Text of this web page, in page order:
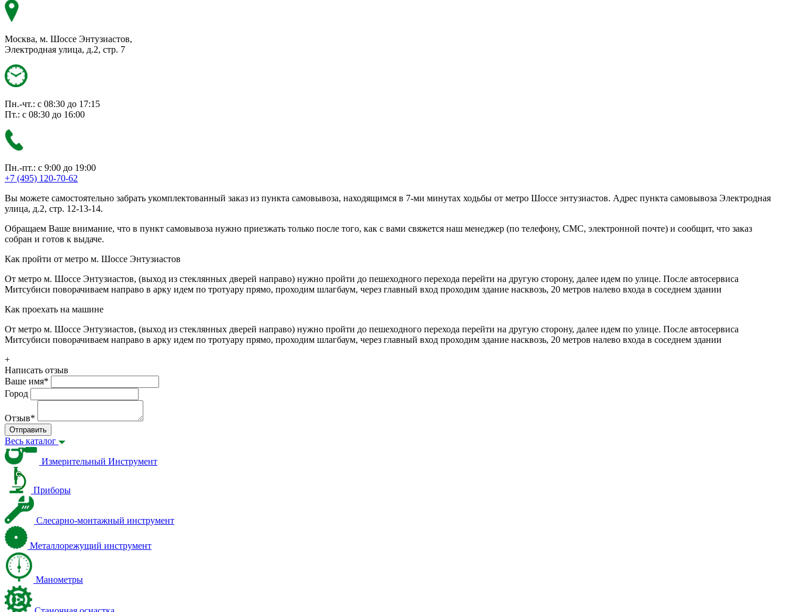
Москва, м. Шоссе Энтузиастов,
Электродная улица, д.2, стр. 7
Пн.-чт.: с 08:30 до 17:15
Пт.: с 08:30 до 16:00
Пн.-пт.: с 9:00 до 19:00
+7 (495) 120-70-62
Вы можете самостоятельно забрать укомплектованный заказ из пункта самовывоза, находящимся в 7-ми минутах ходьбы от метро Шоссе энтузиастов. Адрес пункта самовывоза Электродная
улица, д.2, стр. 12-13-14.
Обращаем Ваше внимание, что в пункт самовывоза нужно приезжать только после того, как с вами свяжется наш менеджер (по телефону, СМС, электронной почте) и сообщит, что заказ
собран и готов к выдаче.
Как пройти от метро м. Шоссе Энтузиастов
От метро м. Шоссе Энтузиастов, (выход из стеклянных дверей направо) нужно пройти до пешеходного перехода перейти на другую сторону, далее идем по улице. После автосервиса
Митсубиси поворачиваем направо в арку идем по тротуару прямо, проходим шлагбаум, через главный вход проходим здание насквозь, 20 метров налево входа в соседнем здании
Как проехать на машине
От метро м. Шоссе Энтузиастов, (выход из стеклянных дверей направо) нужно пройти до пешеходного перехода перейти на другую сторону, далее идем по улице. После автосервиса
Митсубиси поворачиваем направо в арку идем по тротуару прямо, проходим шлагбаум, через главный вход проходим здание насквозь, 20 метров налево входа в соседнем здании
+
Написать отзыв
Ваше имя*
Город
Отзыв*
Отправить
Весь каталог
Измерительный Инструмент
Приборы
Слесарно-монтажный инструмент
Металлорежущий инструмент
Манометры